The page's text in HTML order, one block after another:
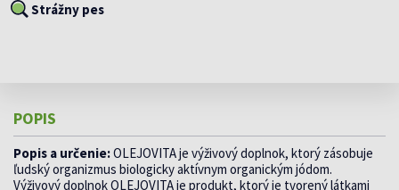
Strážny pes
POPIS
Popis a určenie:OLEJOVITA je výživový doplnok, ktorý zásobuje
ľudský organizmus biologicky aktívnym organickým jódom.
Výživový doplnok OLEJOVITA je produkt, ktorý je tvorený látkami